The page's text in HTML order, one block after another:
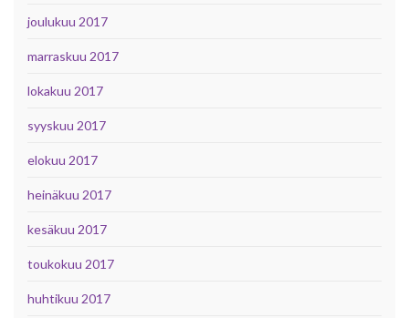
joulukuu 2017
marraskuu 2017
lokakuu 2017
syyskuu 2017
elokuu 2017
heinäkuu 2017
kesäkuu 2017
toukokuu 2017
huhtikuu 2017